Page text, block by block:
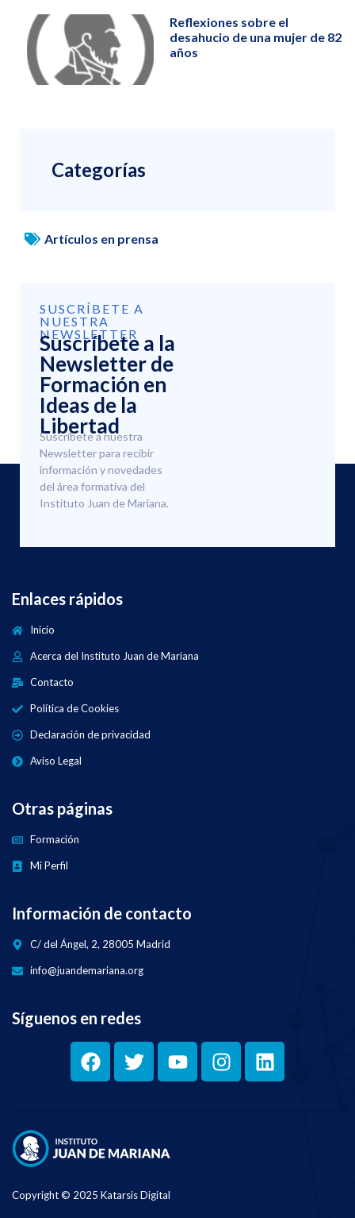
Reflexiones sobre el
desahucio de una mujer de 82
años
Categorías
Artículos en prensa
SUSCRÍBETE A
NUESTRA
NEWSLETTER
Suscríbete a la
Newsletter de
Formación en
Ideas de la
Libertad
Suscríbete a nuestra
Newsletter para recibir
información y novedades
del área formativa del
Instituto Juan de Mariana.
Enlaces rápidos
Inicio
Acerca del Instituto Juan de Mariana
Contacto
Política de Cookies
Declaración de privacidad
Aviso Legal
Otras páginas
Formación
Mi Perfil
Información de contacto
C/ del Ángel, 2, 28005 Madrid
info@juandemariana.org
Síguenos en redes
Copyright © 2025 Katarsis Digital